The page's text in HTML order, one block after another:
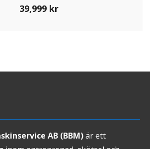
39,999 kr
AB (BBM)är ett